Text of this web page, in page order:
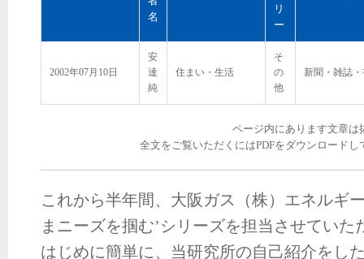
名
リ
ー
2002年07月10日
安
達
純
住まい・生活
そ
の
他
新聞・雑誌
ページ内にあります文章は
全文をご覧いただくにはPDFをダウンロードし
これから半年間、大阪ガス（株）エネルギ
まニーズを掴む’シリーズを担当させていた
はじめに簡単に、当研究所の自己紹介をし